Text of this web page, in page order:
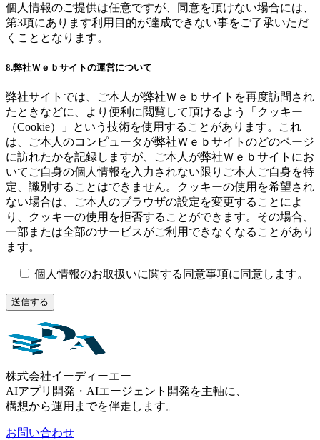
個人情報のご提供は任意ですが、同意を頂けない場合には、
第3項にあります利用目的が達成できない事をご了承いただ
くこととなります。
8.弊社Ｗｅｂサイトの運営について
弊社サイトでは、ご本人が弊社Ｗｅｂサイトを再度訪問され
たときなどに、より便利に閲覧して頂けるよう「クッキー
（Cookie）」という技術を使用することがあります。これ
は、ご本人のコンピュータが弊社Ｗｅｂサイトのどのページ
に訪れたかを記録しますが、ご本人が弊社Ｗｅｂサイトにお
いてご自身の個人情報を入力されない限りご本人ご自身を特
定、識別することはできません。クッキーの使用を希望され
ない場合は、ご本人のブラウザの設定を変更することによ
り、クッキーの使用を拒否することができます。その場合、
一部または全部のサービスがご利用できなくなることがあり
ます。
個人情報のお取扱いに関する同意事項に同意します。
株式会社イーディーエー
AIアプリ開発・AIエージェント開発を主軸に、
構想から運用までを伴走します。
お問い合わせ